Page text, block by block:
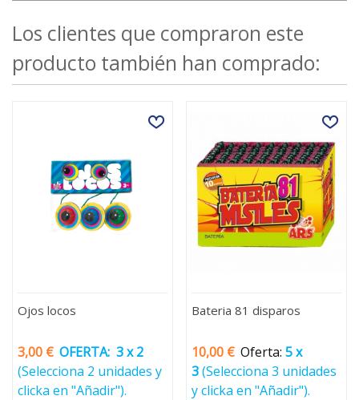
Los clientes que compraron este
producto también han comprado:
Ojos locos
3,00 € OFERTA: 3 x 2
(Selecciona 2 unidades y
clicka en "Añadir").
Bateria 81 disparos
10,00 € Oferta: 5 x
3(Selecciona 3 unidades
y clicka en "Añadir").